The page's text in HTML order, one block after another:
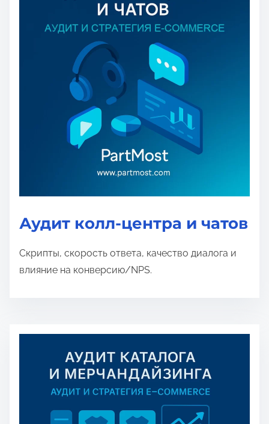
Аудит колл-центра и чатов
Скрипты, скорость ответа, качество диалога и
влияние на конверсию/NPS.